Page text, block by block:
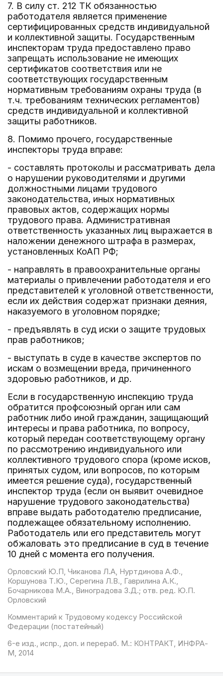
7. В силу ст. 212 ТК обязанностью
работодателя является применение
сертифицированных средств индивидуальной
и коллективной защиты. Государственным
инспекторам труда предоставлено право
запрещать использование не имеющих
сертификатов соответствия или не
соответствующих государственным
нормативным требованиям охраны труда (в
т.ч. требованиям технических регламентов)
средств индивидуальной и коллективной
защиты работников.
8. Помимо прочего, государственные
инспекторы труда вправе:
- составлять протоколы и рассматривать дела
о нарушении руководителями и другими
должностными лицами трудового
законодательства, иных нормативных
правовых актов, содержащих нормы
трудового права. Административная
ответственность указанных лиц выражается в
наложении денежного штрафа в размерах,
установленных КоАП РФ;
- направлять в правоохранительные органы
материалы о привлечении работодателя и его
представителей к уголовной ответственности,
если их действия содержат признаки деяния,
наказуемого в уголовном порядке;
- предъявлять в суд иски о защите трудовых
прав работников;
- выступать в суде в качестве экспертов по
искам о возмещении вреда, причиненного
здоровью работников, и др.
Если в государственную инспекцию труда
обратится профсоюзный орган или сам
работник либо иной гражданин, защищающий
интересы и права работника, по вопросу,
который передан соответствующему органу
по рассмотрению индивидуального или
коллективного трудового спора (кроме исков,
принятых судом, или вопросов, по которым
имеется решение суда), государственный
инспектор труда (если он выявит очевидное
нарушение трудового законодательства)
вправе выдать работодателю предписание,
подлежащее обязательному исполнению.
Работодатель или его представитель могут
обжаловать это предписание в суд в течение
10 дней с момента его получения.
Орловский Ю.П, Чиканова Л.А, Нуртдинова А.Ф.,
Коршунова Т.Ю., Серегина Л.В., Гаврилина А.К.,
Бочарникова М.А., Виноградова З.Д.; отв. ред. Ю.П.
Орловский
Комментарий к Трудовому кодексу Российской
Федерации (постатейный)
6-е изд., испр., доп. и перераб. М.: КОНТРАКТ, ИНФРА-
М, 2014